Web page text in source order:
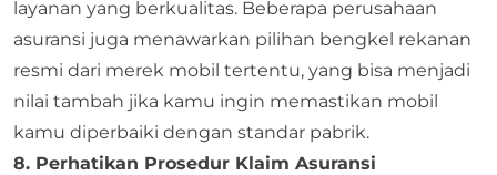
layanan yang berkualitas. Beberapa perusahaan
asuransi juga menawarkan pilihan bengkel rekanan
resmi dari merek mobil tertentu, yang bisa menjadi
nilai tambah jika kamu ingin memastikan mobil
kamu diperbaiki dengan standar pabrik.
8. Perhatikan Prosedur Klaim Asuransi